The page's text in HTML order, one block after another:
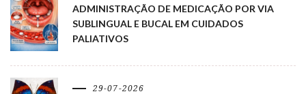
ADMINISTRAÇÃO DE MEDICAÇÃO POR VIA
SUBLINGUAL E BUCAL EM CUIDADOS
PALIATIVOS
29-07-2026